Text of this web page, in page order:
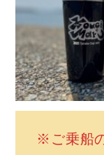
※ご乗船